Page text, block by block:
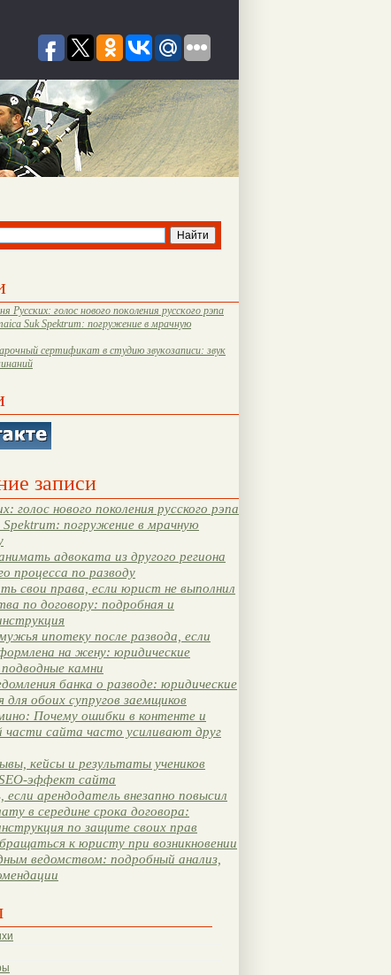
Русских: голос нового поколения русского рэпа
Suk Spektrum: погружение в мрачную
сертификат в студию звукозаписи: звук
записи
голос нового поколения русского рэпа
Spektrum: погружение в мрачную
адвоката из другого региона
процесса по разводу
свои права, если юрист не выполнил
по договору: подробная и
ипотеку после развода, если
на жену: юридические
камни
банка о разводе: юридические
для обоих супругов заемщиков
Почему ошибки в контенте и
части сайта часто усиливают друг
кейсы и результаты учеников
эффект сайта
арендодатель внезапно повысил
в середине срока договора:
по защите своих прав
к юристу при возникновении
ведомством: подробный анализ,